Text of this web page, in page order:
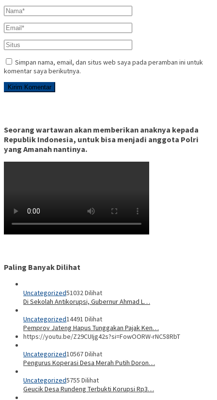
Simpan nama, email, dan situs web saya pada peramban ini untuk
komentar saya berikutnya.
Seorang wartawan akan memberikan anaknya kepada
Republik Indonesia, untuk bisa menjadi anggota Polri
yang Amanah nantinya.
Paling Banyak Dilihat
Uncategorized51032 Dilihat
Di Sekolah Antikorupsi, Gubernur Ahmad L…
Uncategorized14491 Dilihat
Pemprov Jateng Hapus Tunggakan Pajak Ken…
https://youtu.be/Z29CUIjg42s?si=FowOORW-rNC58RbT
Uncategorized10567 Dilihat
Pengurus Koperasi Desa Merah Putih Doron…
Uncategorized5755 Dilihat
Geucik Desa Rundeng Terbukti Korupsi Rp3…